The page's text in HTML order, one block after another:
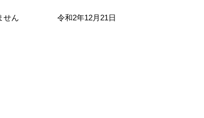
りません 令和2年12月21日